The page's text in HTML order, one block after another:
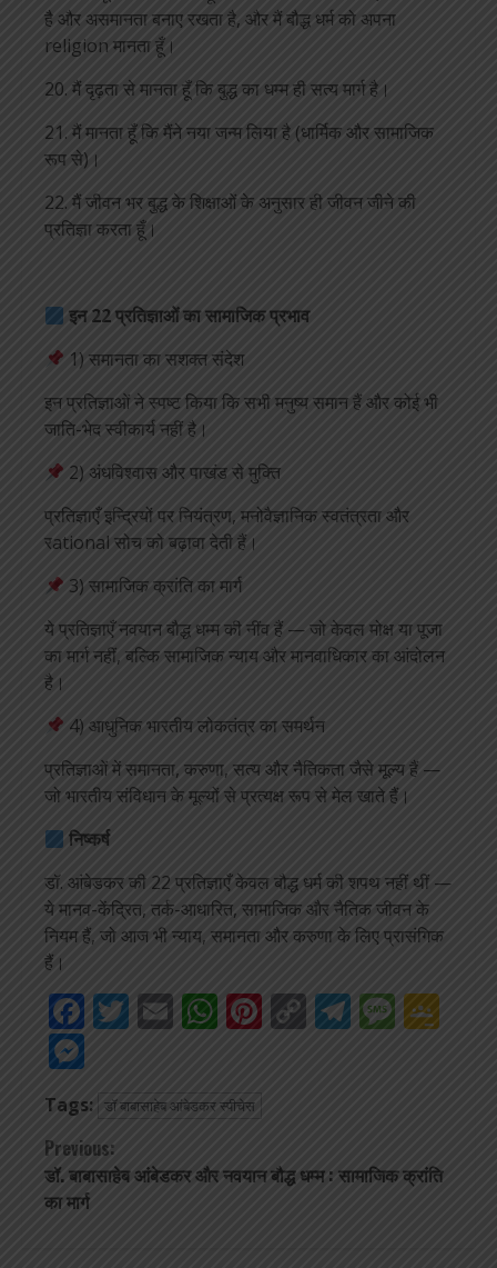
है और असमानता बनाए रखता है, और मैं बौद्ध धर्म को अपना
religion मानता हूँ।
20. मैं दृढ़ता से मानता हूँ कि बुद्ध का धम्म ही सत्य मार्ग है।
21. मैं मानता हूँ कि मैंने नया जन्म लिया है (धार्मिक और सामाजिक
रूप से)।
22. मैं जीवन भर बुद्ध के शिक्षाओं के अनुसार ही जीवन जीने की
प्रतिज्ञा करता हूँ।
इन 22 प्रतिज्ञाओं का सामाजिक प्रभाव
1) समानता का सशक्त संदेश
इन प्रतिज्ञाओं ने स्पष्ट किया कि सभी मनुष्य समान हैं और कोई भी
जाति-भेद स्वीकार्य नहीं है।
2) अंधविश्वास और पाखंड से मुक्ति
प्रतिज्ञाएँ इन्द्रियों पर नियंत्रण, मनोवैज्ञानिक स्वतंत्रता और
रational सोच को बढ़ावा देती हैं।
3) सामाजिक क्रांति का मार्ग
ये प्रतिज्ञाएँ नवयान बौद्ध धम्म की नींव हैं — जो केवल मोक्ष या पूजा
का मार्ग नहीं, बल्कि सामाजिक न्याय और मानवाधिकार का आंदोलन
है।
4) आधुनिक भारतीय लोकतंत्र का समर्थन
प्रतिज्ञाओं में समानता, करुणा, सत्य और नैतिकता जैसे मूल्य हैं —
जो भारतीय संविधान के मूल्यों से प्रत्यक्ष रूप से मेल खाते हैं।
निष्कर्ष
डॉ. आंबेडकर की 22 प्रतिज्ञाएँ केवल बौद्ध धर्म की शपथ नहीं थीं —
ये मानव-केंद्रित, तर्क-आधारित, सामाजिक और नैतिक जीवन के
नियम हैं, जो आज भी न्याय, समानता और करुणा के लिए प्रासंगिक
हैं।
Facebook
Twitter
EmailWhatsApp
Pinterest
Copy
Tags: डॉ बाबासाहेब आंबेडकर स्पीचेस
Continue
Reading
Previous:
डॉ. बाबासाहेब आंबेडकर और नवयान बौद्ध धम्म : सामाजिक क्रांति
का मार्ग